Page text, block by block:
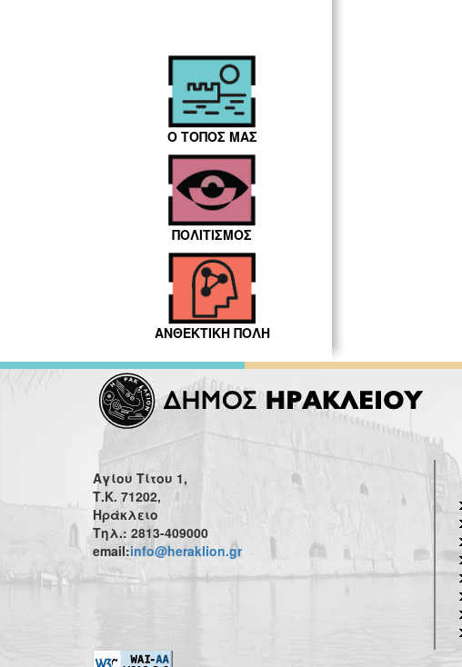
Ο ΤΟΠΟΣ ΜΑΣ
ΠΟΛΙΤΙΣΜΟΣ
ΑΝΘΕΚΤΙΚΗ ΠΟΛΗ
Αγίου Τίτου 1,
Τ.Κ. 71202,
Ηράκλειο
Τηλ.: 2813-409000
email:info@heraklion.gr